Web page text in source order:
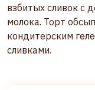
взбитых сливок с
молока. Торт
кондитерским
сливками.